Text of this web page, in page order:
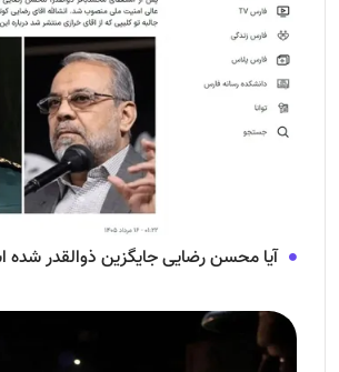
آیا محسن رضایی جایگزین ذوالقدر